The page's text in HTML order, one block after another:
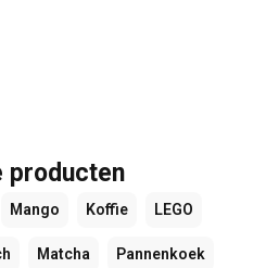
producten
Mango Koffie LEGO
Matcha Pannenkoek